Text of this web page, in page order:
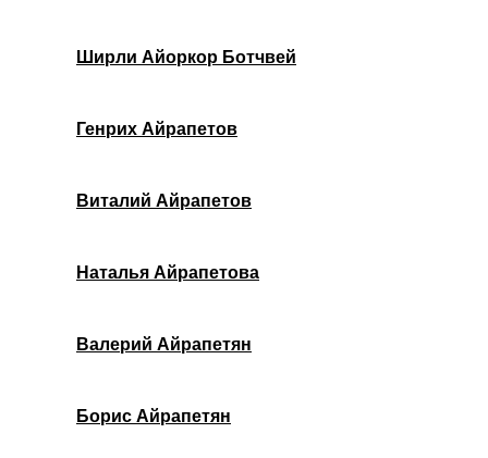
Ширли Айоркор Ботчвей
Генрих Айрапетов
Виталий Айрапетов
Наталья Айрапетова
Валерий Айрапетян
Борис Айрапетян